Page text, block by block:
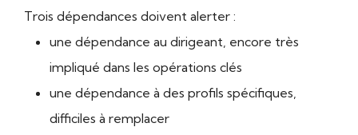
Trois dépendances doivent alerter :
une dépendance au dirigeant, encore très
impliqué dans les opérations clés
une dépendance à des profils spécifiques,
difficiles à remplacer